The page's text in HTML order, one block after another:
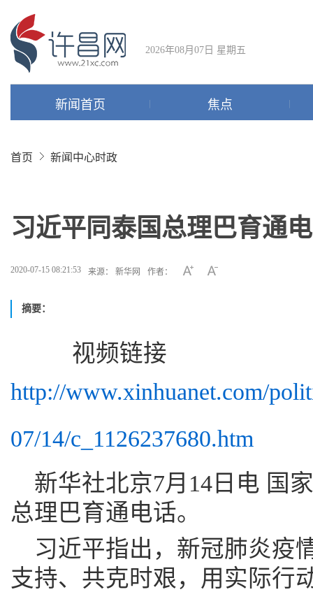
2026年08月07日 星期五
新闻首页 焦点
首页 新闻中心时政
习近平同泰国总理巴育通
2020-07-15 08:21:53 来源： 新华网 作者：
摘要：
视频链接
http://www.xinhuanet.com/
07/14/c_1126237680.htm
新华社北京7月14日电 国
总理巴育通电话。
习近平指出，新冠肺炎疫
支持、共克时艰，用实际行